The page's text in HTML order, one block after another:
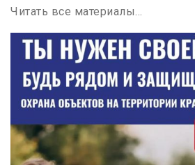
Читать все материалы…